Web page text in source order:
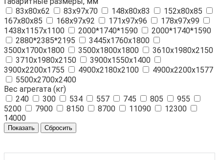
83х80х62
83х97х70 148х80х83
152х80х85
167х80х85
168х97х92 171х97х96
178х97х99
1438х1157х1100
2000*1740*1590
2000*1740*1590
2880*2385*2195
3445х1760х1800
3500х1700х1800
3500х1800х1800
3610х1980х2150
3710х1980х2150
3900х1550х1400
3900х2200х1755
4900х2180х2100
4900х2200х1577
5500х2700х2400
Вес агрегата (кг)
240
300 534 557 745 805
955
5200
7900 8150 8700 11090
12300
14000